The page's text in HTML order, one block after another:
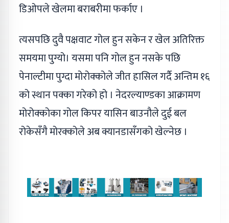
डिओपले खेलमा बराबरीमा फर्काए ।
त्यसपछि दुवै पक्षवाट गोल हुन सकेन र खेल अतिरिक्त
समयमा पुग्यो। यसमा पनि गोल हुन नसके पछि
पेनाल्टीमा पुग्दा मोरोक्कोले जीत हासिल गर्दै अन्तिम १६
को स्थान पक्का गरेको हो । नेदरल्याण्डका आक्रामण
मोरोक्कोका गोल किपर यासिन बाउनौले दुई बल
रोकेसँगै मोरक्कोले अब क्यानडासँगको खेल्नेछ ।